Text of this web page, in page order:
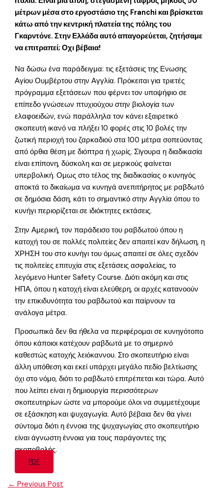
μέτρων μέσα στο εργοστάσιο της Franchi και βρίσκεται
κάτω από την κεντρική πλατεία της πόλης του
Γκαρντόνε. Στην Ελλάδα αυτό απαγορεύεται, ζητήσαμε
να επιτραπεί; Οχι βέβαια!
Να δώσω ένα παράδειγμα: τις εξετάσεις της Ενωσης
Αγίου Ουμβέρτου στην Αγγλία. Πρόκειται για τριετές
πρόγραμμα εξετάσεων που φέρνει τον υποψήφιο σε
επίπεδο γνώσεων πτυχιούχου στην βιολογία των
ελαφοειδών, ενώ παράλληλα τον κάνει εξαιρετικό
σκοπευτή ικανό να πλήξει 10 φορές στις 10 βολές την
ζωτική περιοχή του ζαρκαδιού στα 100 μέτρα σοπεύοντας
από όρθια θέση με διόπτρα ή χωρίς. Σϊγουρα η διαδικασία
είναι επίπονη, δύσκολη και σε μερικούς φαίνεται
υπερβολική. Ομως στο τέλος της διαδικασίας ο κυνηγός
αποκτά το δικαίωμα να κυνηγά ανεπιτήρητος με ραβδωτό
σε δημόσια δάση, κάτι το σημαντικό στην Αγγλία όπου το
κυνήγι περιορίζεται σε ιδιόκτητες εκτάσεις.
Στην Αμερική, τον παράδεισο του ραβδωτού όπου η
κατοχή του σε πολλές πολιτείες δεν απαιτεί καν δήλωση, η
ΧΡΗΣΗ του στο κυνήγι του όμως απαιτεί σε όλες σχεδόν
τις πολιτείες επιτυχία στις εξετάσεις ασφαλείας, το
λεγόμενο Hunter Safety Course. Διότι ακόμη και στις
ΗΠΑ, όπου η κατοχή είναι ελεύθερη, οι αρχές κατανοούν
την επικιδυνότητα του ραβδωτού και παίρνουν τα
ανάλογα μέτρα.
Προσωπικά δεν θα ήθελα να περιφέρομαι σε κυνηγότοπο
όπου κάποιοι κατέχουν ραβδωτά με το σημερινό
καθεστώς κατοχής λειόκαννου. Στο σκοπευτήριο είναι
άλλη υπόθεση και εκεί υπάρχει μεγάλο πεδίο βελτίωσης
όχι στο νόμο, διότι το ραβδωτό επιτρέπεται και τώρα. Αυτό
που λείπει είναι η δημιουργία περισσότερων
σκοπευτηρίων ώστε να μπορούμε όλοι να συμμετέχουμε
σε εξάσκηση και ψυχαγωγία. Αυτό βέβαια δεν θα γίνει
σύντομα διότι η έννοια της ψυχαγωγίας στο σκοπευτήριο
είναι άγνωστη έννοια για τους παράγοντες της
σκοποβολής.
PDF
← Previous Post